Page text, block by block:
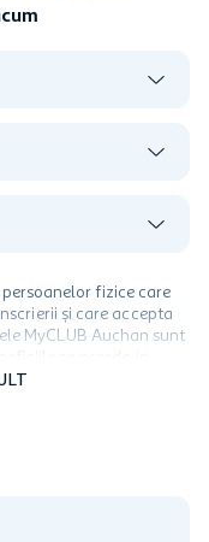
fizice care
și care accepta
MyCLUB Auchan sunt
in perioada promotiei.
utilizarea al Cardului.